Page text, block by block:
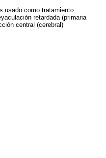
usado como tratamiento
retardada (primaria
central (cerebral)